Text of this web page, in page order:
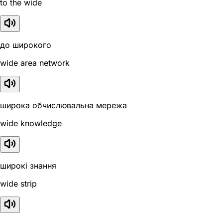
to the wide
до широкого
wide area network
широка обчислювальна мережа
wide knowledge
широкі знання
wide strip